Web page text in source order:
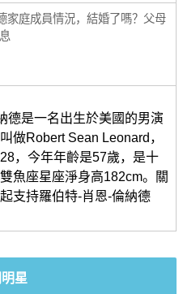
家庭成員情況，結婚了嗎？父母
德是一名出生於美國的男演
做Robert Sean Leonard，
，今年年齡是57歲，是十
魚座星座淨身高182cm。關
支持羅伯特-肖恩-倫納德
星